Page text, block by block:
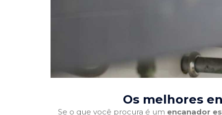
Os melhores
Se o que você procura é um encanador